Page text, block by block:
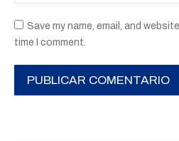
Save my name, email, and
time I comment.
PUBLICAR COMENTARIO